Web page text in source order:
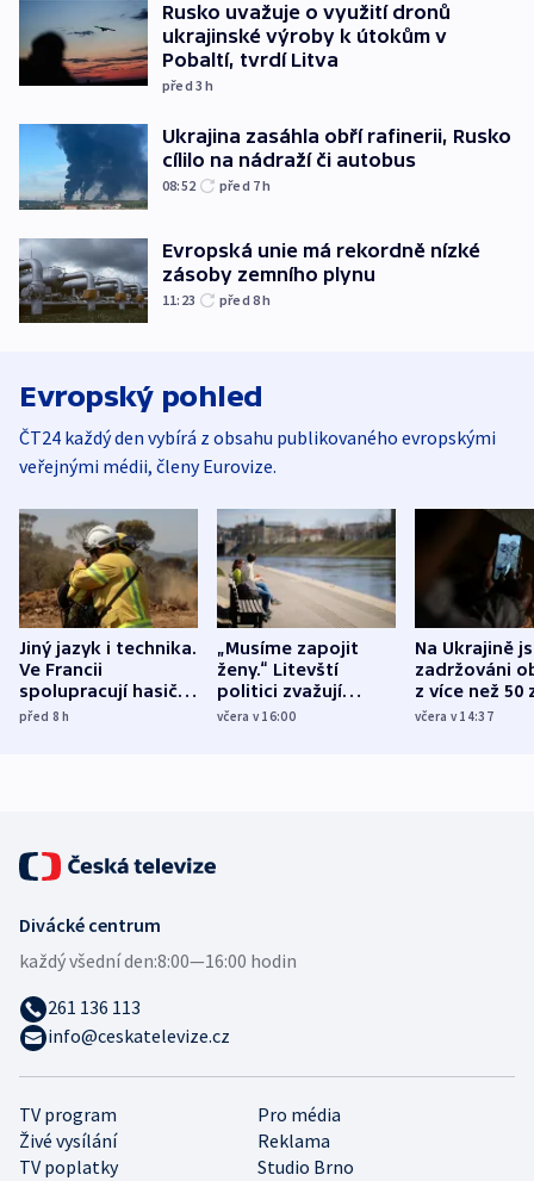
Rusko uvažuje o využití dronů
ukrajinské výroby k útokům v
Pobaltí, tvrdí Litva
před 3h
Ukrajina zasáhla obří rafinerii, Rusko
cílilo na nádraží či autobus
08:52 před 7h
Evropská unie má rekordně nízké
zásoby zemního plynu
11:23 před 8h
Evropský pohled
ČT24 každý den vybírá z obsahu publikovaného evropskými
veřejnými médii, členy Eurovize.
Jiný jazyk i technika.
Ve Francii
spolupracují hasiči z
různých zemí
před 8h
„Musíme zapojit
ženy.“ Litevští
politici zvažují
dohodu o
včera v 16:00
Na Ukrajině
zadržováni
z více než 50
Bojovali na
včera v 14:37
TV program
Pro média
Živé vysílání
Reklama
TV poplatky
Studio Brno
Divácké centrum
každý všední den:8:00—16:00 hodin
261 136 113
info@ceskatelevize.cz